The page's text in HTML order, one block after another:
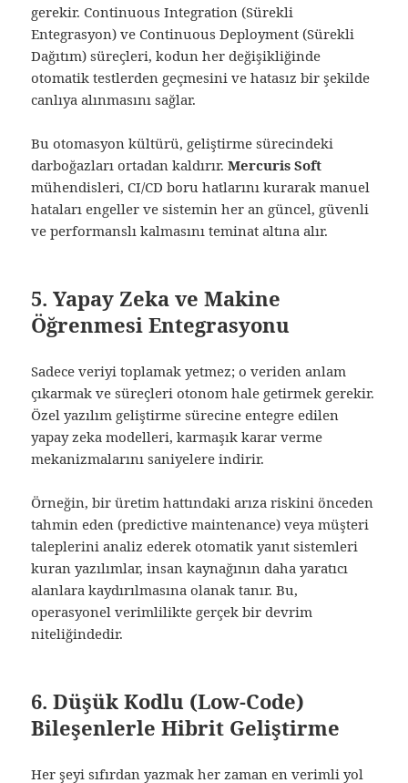
gerekir. Continuous Integration (Sürekli
Entegrasyon) ve Continuous Deployment (Sürekli
Dağıtım) süreçleri, kodun her değişikliğinde
otomatik testlerden geçmesini ve hatasız bir şekilde
canlıya alınmasını sağlar.
Bu otomasyon kültürü, geliştirme sürecindeki
darboğazları ortadan kaldırır.Mercuris Soft
mühendisleri, CI/CD boru hatlarını kurarak manuel
hataları engeller ve sistemin her an güncel, güvenli
ve performanslı kalmasını teminat altına alır.
5. Yapay Zeka ve Makine
Öğrenmesi Entegrasyonu
Sadece veriyi toplamak yetmez; o veriden anlam
çıkarmak ve süreçleri otonom hale getirmek gerekir.
Özel yazılım geliştirme sürecine entegre edilen
yapay zeka modelleri, karmaşık karar verme
mekanizmalarını saniyelere indirir.
Örneğin, bir üretim hattındaki arıza riskini önceden
tahmin eden (predictive maintenance) veya müşteri
taleplerini analiz ederek otomatik yanıt sistemleri
kuran yazılımlar, insan kaynağının daha yaratıcı
alanlara kaydırılmasına olanak tanır. Bu,
operasyonel verimlilikte gerçek bir devrim
niteliğindedir.
6. Düşük Kodlu (Low-Code)
Bileşenlerle Hibrit Geliştirme
Her şeyi sıfırdan yazmak her zaman en verimli yol